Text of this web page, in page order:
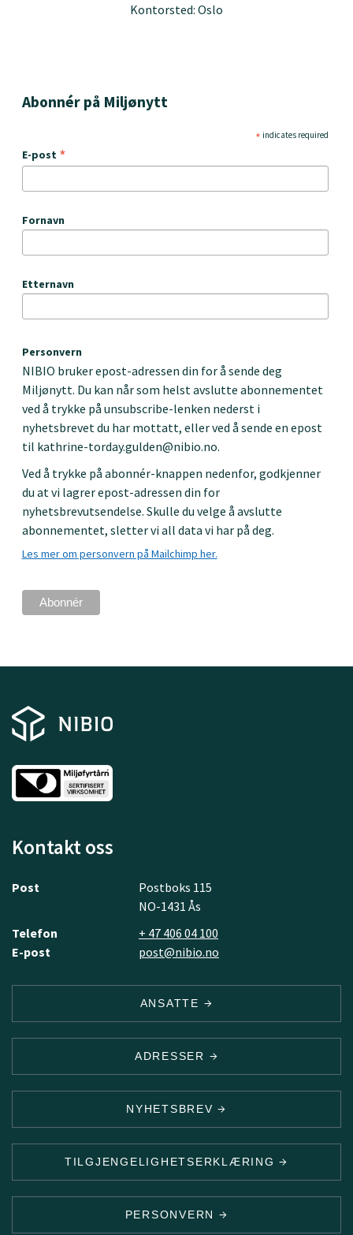
Kontorsted: Oslo
Abonnér på Miljønytt
* indicates required
E-post *
Fornavn
Etternavn
Personvern
NIBIO bruker epost-adressen din for å sende deg
Miljønytt. Du kan når som helst avslutte abonnementet
ved å trykke på unsubscribe-lenken nederst i
nyhetsbrevet du har mottatt, eller ved å sende en epost
til kathrine-torday.gulden@nibio.no.
Ved å trykke på abonnér-knappen nedenfor, godkjenner
du at vi lagrer epost-adressen din for
nyhetsbrevutsendelse. Skulle du velge å avslutte
abonnementet, sletter vi all data vi har på deg.
Les mer om personvern på Mailchimp her.
Kontakt oss
Post
Postboks 115
NO-1431 Ås
Telefon
+ 47 406 04 100
E-post
post@nibio.no
ANSATTE
ADRESSER
NYHETSBREV
TILGJENGELIGHETSERKLÆRING
PERSONVERN